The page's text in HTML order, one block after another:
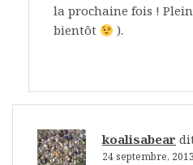
la prochaine fois !
bientôt
).
koalisabear
24 septembre,